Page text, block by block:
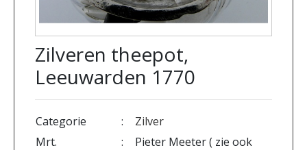
Zilveren theepot,
Leeuwarden 1770
Categorie :
Zilver
Mrt.
:
Pieter Meeter ( zie ook